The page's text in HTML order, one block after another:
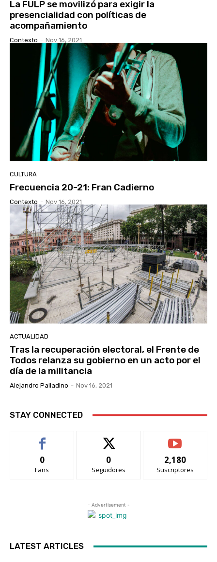
La FULP se movilizó para exigir la
presencialidad con políticas de
acompañamiento
Contexto - Nov 16, 2021
CULTURA
Frecuencia 20-21: Fran Cadierno
Contexto - Nov 16, 2021
ACTUALIDAD
Tras la recuperación electoral, el Frente de
Todos relanza su gobierno en un acto por el
día de la militancia
Alejandro Palladino - Nov 16, 2021
STAY CONNECTED
0
Fans
0
Seguidores
2,180
Suscriptores
- Advertisement -
LATEST ARTICLES